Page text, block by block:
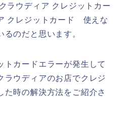
ラウディア クレジットカー
クレジットカード 使えな
のだと思います。
トカードエラーが発生して
ラウディアのお店でクレジ
た時の解決方法をご紹介さ